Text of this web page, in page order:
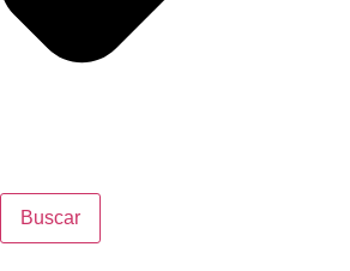
Buscar